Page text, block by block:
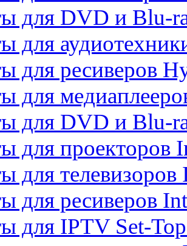
для DVD и Blu-
для
для ресиверов
для
для DVD и Blu-
для проекторов
для
для ресиверов
для IPTV Set-